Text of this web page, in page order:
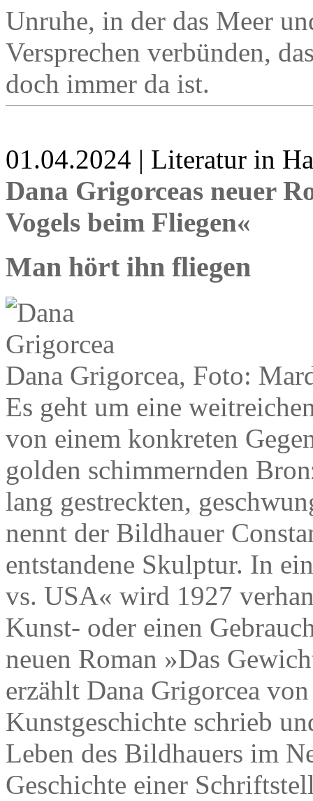
Unruhe, in der das Meer
Versprechen verbünden,
doch immer da ist.
01.04.2024 | Literatur in
Dana Grigorceas neuer
Vogels beim Fliegen«
Man hört ihn fliegen
Dana Grigorcea, Foto:
Es geht um eine
von einem konkreten
golden schimmernden
lang gestreckten,
nennt der Bildhauer
entstandene Skulptur. In
vs. USA« wird 1927
Kunst- oder einen
neuen Roman »Das
erzählt Dana Grigorcea
Kunstgeschichte schrieb
Leben des Bildhauers im
Geschichte einer